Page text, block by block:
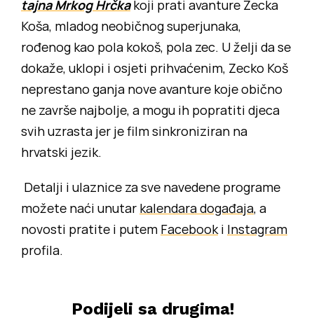
tajna Mrkog Hrčkakoji prati avanture Zecka
Koša, mladog neobičnog superjunaka,
rođenog kao pola kokoš, pola zec. U želji da se
dokaže, uklopi i osjeti prihvaćenim, Zecko Koš
neprestano ganja nove avanture koje obično
ne završe najbolje, a mogu ih popratiti djeca
svih uzrasta jer je film sinkroniziran na
hrvatski jezik.
Detalji i ulaznice za sve navedene programe
možete naći unutar kalendara događaja, a
novosti pratite i putem Facebooki Instagram
profila.
Podijeli sa drugima!